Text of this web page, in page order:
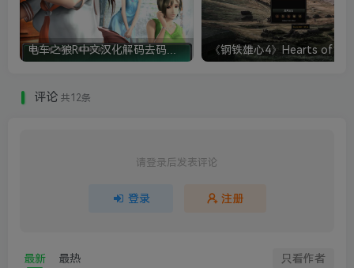
评论 共12条
请登录后发表评论
登录 注册
最新 最热 只看作者